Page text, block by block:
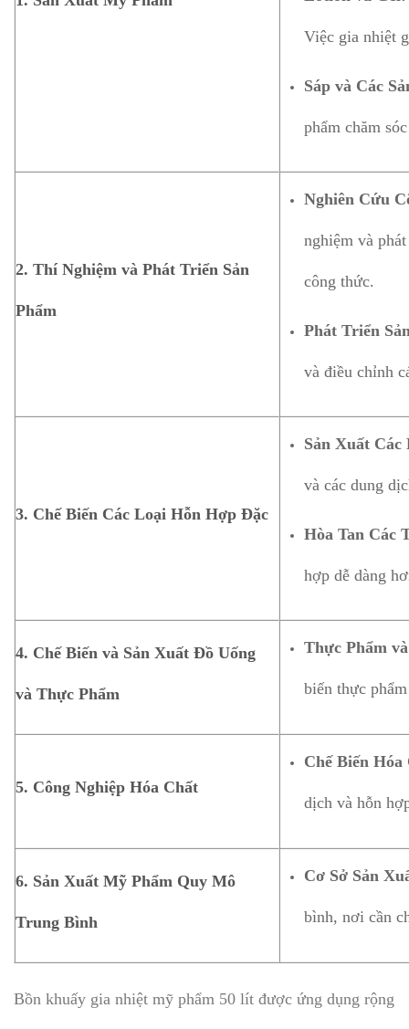
Việc gia nhiệt
Sáp và Các
phẩm chăm
2. Thí Nghiệm và Phát Triển Sản
Phẩm
Nghiên Cứu
nghiệm và
công thức.
Phát Triển
và điều chỉnh
3. Chế Biến Các Loại Hỗn Hợp Đặc
Sản Xuất
và các dung
Hòa Tan Các
hợp dễ dàng
4. Chế Biến và Sản Xuất Đồ Uống
và Thực Phẩm
Thực Phẩm
biến thực
5. Công Nghiệp Hóa Chất
Chế Biến Hóa
dịch và hỗn
6. Sản Xuất Mỹ Phẩm Quy Mô
Trung Bình
Cơ Sở Sản
bình, nơi cần
Bồn khuấy gia nhiệt mỹ phẩm 50 lít được ứng dụng rộng